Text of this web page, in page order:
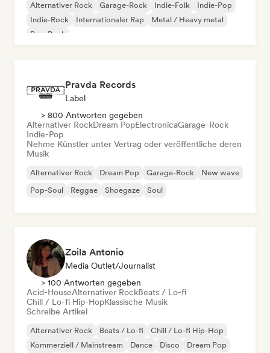
Alternativer Rock Garage-Rock Indie-Folk
Indie-Pop
Indie-Rock
Internationaler Rap
Metal / Heavy metal
Pop-Rock
Pravda Records
Label
> 800 Antworten gegeben
Alternativer RockDream PopElectronicaGarage-Rock
Indie-Pop
Nehme Künstler unter Vertrag oder veröffentliche deren
Musik
Alternativer Rock Dream Pop Garage-Rock
New wave
Pop-Soul
Reggae Shoegaze Soul
Zoila Antonio
Media Outlet/Journalist
> 100 Antworten gegeben
Acid-HouseAlternativer RockBeats / Lo-fi
Chill / Lo-fi Hip-HopKlassische Musik
Schreibe Artikel
Alternativer Rock Beats / Lo-fi
Chill / Lo-fi Hip-Hop
Kommerziell / Mainstream
Dance Disco
Dream Pop